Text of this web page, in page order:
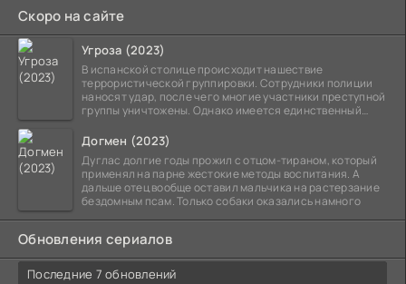
Скоро на сайте
Угроза (2023)
В испанской столице происходит нашествие
террористической группировки. Сотрудники полиции
наносят удар, после чего многие участники преступной
группы уничтожены. Однако имеется единственный
Догмен (2023)
Дуглас долгие годы прожил с отцом-тираном, который
применял на парне жестокие методы воспитания. А
дальше отец вообще оставил мальчика на растерзание
бездомным псам. Только собаки оказались намного
Обновления сериалов
Последние 7 обновлений